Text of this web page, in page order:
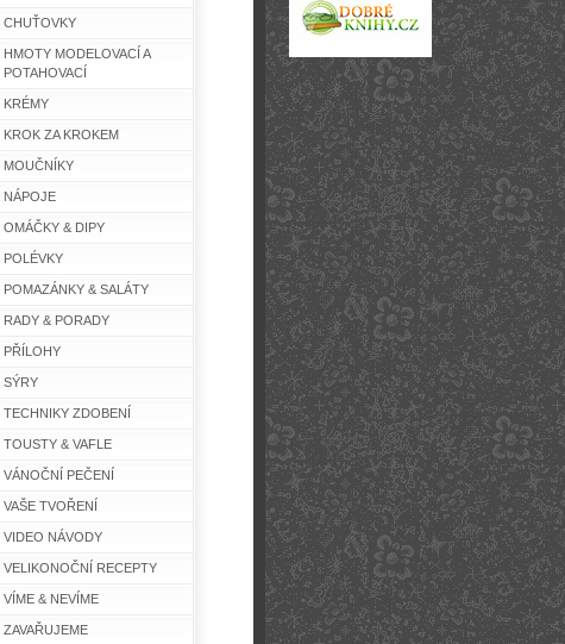
CHUŤOVKY
HMOTY MODELOVACÍ A
POTAHOVACÍ
KRÉMY
KROK ZA KROKEM
MOUČNÍKY
NÁPOJE
OMÁČKY & DIPY
POLÉVKY
POMAZÁNKY & SALÁTY
RADY & PORADY
PŘÍLOHY
SÝRY
TECHNIKY ZDOBENÍ
TOUSTY & VAFLE
VÁNOČNÍ PEČENÍ
VAŠE TVOŘENÍ
VIDEO NÁVODY
VELIKONOČNÍ RECEPTY
VÍME & NEVÍME
ZAVAŘUJEME